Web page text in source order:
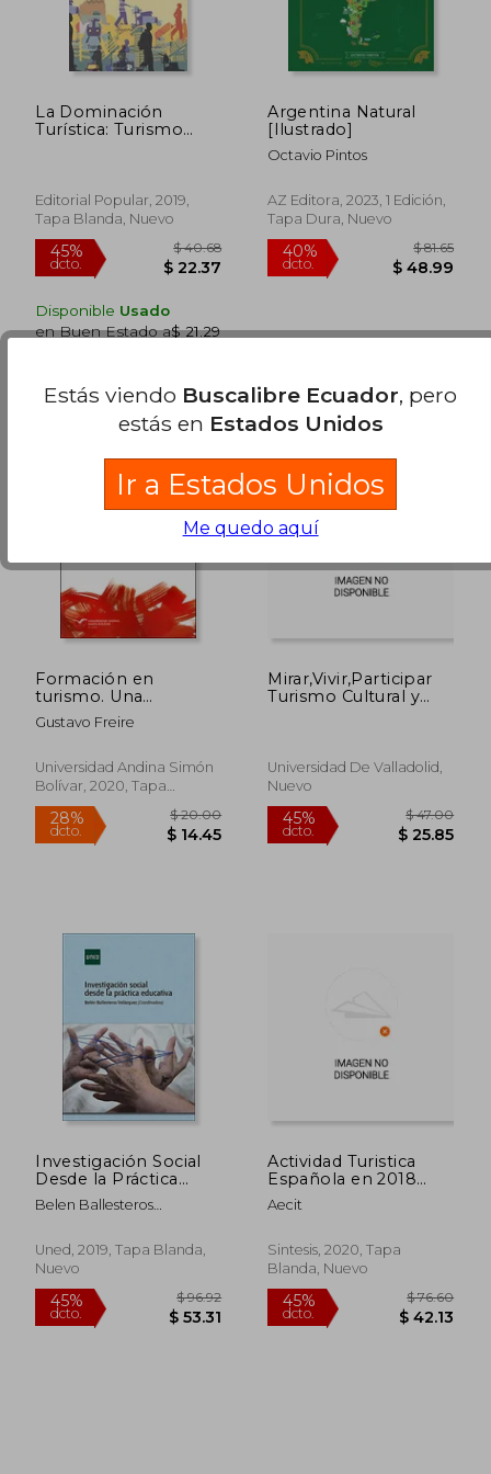
40%
dcto. $ 48.99
45%
dcto.
La Dominación
Turística: Turismo
Editorial Popular, 2019,
Tapa Blanda, Nuevo
dcto. $ 22.37
Disponible Usado
en Buen Estado a$ 21.29
Argentina Natural
[Ilustrado]
Octavio Pintos
AZ Editora, 2023, 1 Edición,
Tapa Dura, Nuevo
dcto. $
Formación en
turismo. Una
perspectiva
empresarial
Gustavo Freire
Universidad Andina Simón
Bolívar, 2020, Tapa
Blanda, Nuevo
28%
dcto.
Mirar,Vivir,Participar
Turismo Cultural y
Universidad De Valladolid,
Nuevo
45%
Investigación Social
Desde la Práctica
Educativa (Grado)
Belen Ballesteros
Uned, 2019, Tapa Blanda,
Nuevo
Actividad Turistica
Española en 2018
(Aecit)
Aecit
Sintesis, 2020, Tapa
Blanda, Nuevo
Estás viendo Buscalibre Ecuador, pero
estás en Estados Unidos
Ir a Estados Unidos
Me quedo aquí